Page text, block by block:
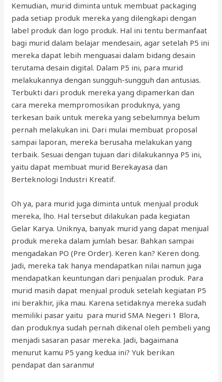
Kemudian, murid diminta untuk membuat packaging
pada setiap produk mereka yang dilengkapi dengan
label produk dan logo produk. Hal ini tentu bermanfaat
bagi murid dalam belajar mendesain, agar setelah P5 ini
mereka dapat lebih menguasai dalam bidang desain
terutama desain digital. Dalam P5 ini, para murid
melakukannya dengan sungguh-sungguh dan antusias.
Terbukti dari produk mereka yang dipamerkan dan
cara mereka mempromosikan produknya, yang
terkesan baik untuk mereka yang sebelumnya belum
pernah melakukan ini. Dari mulai membuat proposal
sampai laporan, mereka berusaha melakukan yang
terbaik. Sesuai dengan tujuan dari dilakukannya P5 ini,
yaitu dapat membuat murid Berekayasa dan
Berteknologi Industri Kreatif.
Oh ya, para murid juga diminta untuk menjual produk
mereka, lho. Hal tersebut dilakukan pada kegiatan
Gelar Karya. Uniknya, banyak murid yang dapat menjual
produk mereka dalam jumlah besar. Bahkan sampai
mengadakan PO (Pre Order). Keren kan? Keren dong.
Jadi, mereka tak hanya mendapatkan nilai namun juga
mendapatkan keuntungan dari penjualan produk. Para
murid masih dapat menjual produk setelah kegiatan P5
ini berakhir, jika mau. Karena setidaknya mereka sudah
memiliki pasar yaitu para murid SMA Negeri 1 Blora,
dan produknya sudah pernah dikenal oleh pembeli yang
menjadi sasaran pasar mereka. Jadi, bagaimana
menurut kamu P5 yang kedua ini? Yuk berikan
pendapat dan saranmu!